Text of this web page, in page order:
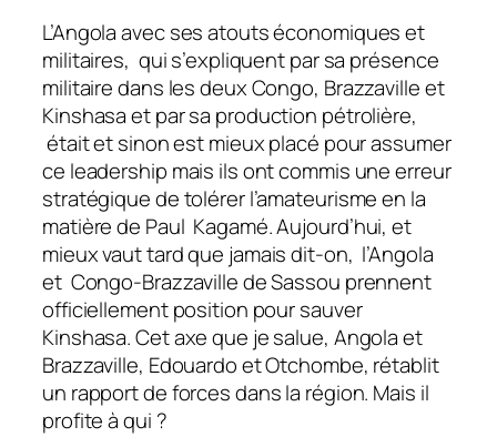
L’Angola avec ses atouts économiques et
militaires, qui s’expliquent par sa présence
militaire dans les deux Congo, Brazzaville et
Kinshasa et par sa production pétrolière,
était et sinon est mieux placé pour assumer
ce leadership mais ils ont commis une erreur
stratégique de tolérer l’amateurisme en la
matière de Paul Kagamé. Aujourd’hui, et
mieux vaut tard que jamais dit-on, l’Angola
et Congo-Brazzaville de Sassou prennent
officiellement position pour sauver
Kinshasa. Cet axe que je salue, Angola et
Brazzaville, Edouardo et Otchombe, rétablit
un rapport de forces dans la région. Mais il
profite à qui ?